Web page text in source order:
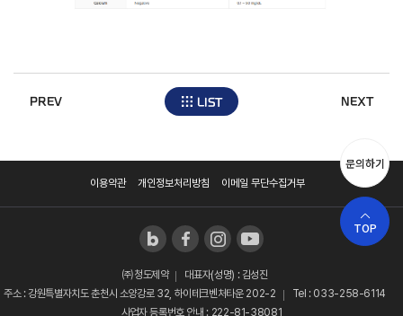
문의하기
TOP
PREV LIST NEXT
이용약관 개인정보처리방침 이메일 무단수집거부
㈜청도제약
대표자(성명) : 김성진
주소 : 강원특별자치도 춘천시 소양강로 32, 하이테크벤처타운 202-2
Tel : 033-258-6114
사업자 등록번호 안내 : 222-81-38081